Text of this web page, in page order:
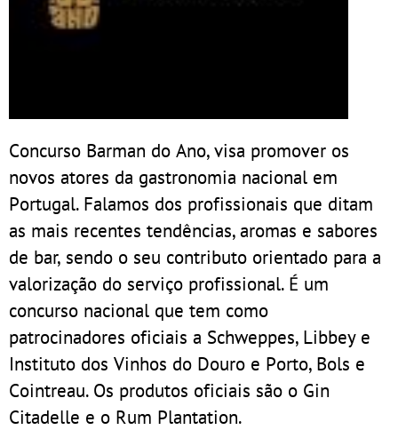
Concurso Barman do Ano, visa promover os
novos atores da gastronomia nacional em
Portugal. Falamos dos profissionais que ditam
as mais recentes tendências, aromas e sabores
de bar, sendo o seu contributo orientado para a
valorização do serviço profissional. É um
concurso nacional que tem como
patrocinadores oficiais a Schweppes, Libbey e
Instituto dos Vinhos do Douro e Porto, Bols e
Cointreau. Os produtos oficiais são o Gin
Citadelle e o Rum Plantation.